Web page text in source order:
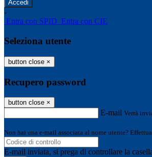
-
Entra con SPID Entra con CIE
Seleziona utente
button close ×
Recupero password
button close ×
E-mail Verrà
Non hai una e-mail associata al nome utente?
E-mail inviata, si prega di controllare la